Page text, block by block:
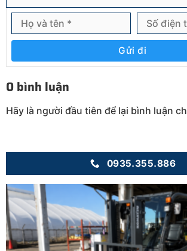
Gửi đi
0 bình luận
Hãy là người đầu tiên để lại bình luận
0935.355.886